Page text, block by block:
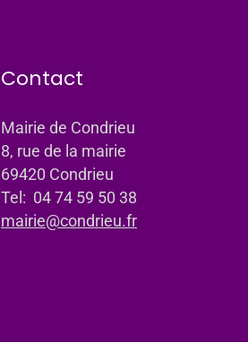
Contact
Mairie de Condrieu
8, rue de la mairie
69420 Condrieu
Tel: 04 74 59 50 38
mairie@condrieu.fr